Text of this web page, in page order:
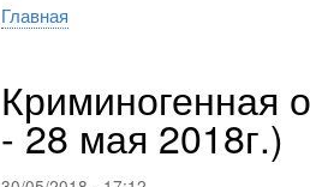
Строка
Главная
Криминогенная
- 28 мая 2018г.)